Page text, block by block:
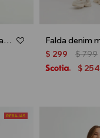
Falda mini basica - Blanco
$ 299 $799
$ 254